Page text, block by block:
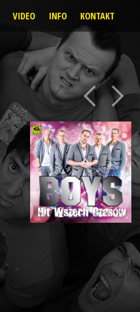
VIDEO INFO KONTAKT